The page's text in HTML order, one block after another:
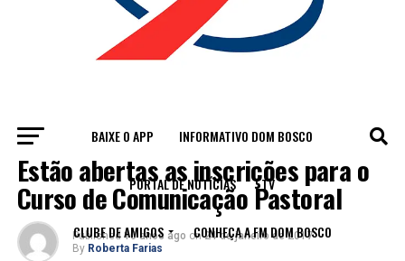
BAIXE O APP INFORMATIVO DOM BOSCO
PORTAL DE NOTÍCIAS TV
CLUBE DE AMIGOS CONHEÇA A FM DOM BOSCO
NOTÍCIAS
Estão abertas as inscrições para o
Curso de Comunicação Pastoral
Published 10 anos ago on 24 de janeiro de 2017
By Roberta Farias